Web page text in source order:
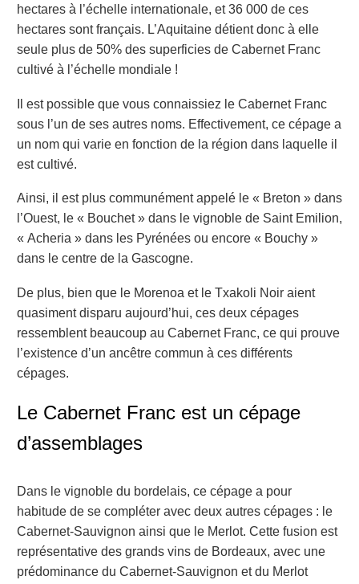
hectares à l’échelle internationale, et 36 000 de ces
hectares sont français. L’Aquitaine détient donc à elle
seule plus de 50% des superficies de Cabernet Franc
cultivé à l’échelle mondiale !
Il est possible que vous connaissiez le Cabernet Franc
sous l’un de ses autres noms. Effectivement, ce cépage a
un nom qui varie en fonction de la région dans laquelle il
est cultivé.
Ainsi, il est plus communément appelé le « Breton » dans
l’Ouest, le « Bouchet » dans le vignoble de Saint Emilion,
« Acheria » dans les Pyrénées ou encore « Bouchy »
dans le centre de la Gascogne.
De plus, bien que le Morenoa et le Txakoli Noir aient
quasiment disparu aujourd’hui, ces deux cépages
ressemblent beaucoup au Cabernet Franc, ce qui prouve
l’existence d’un ancêtre commun à ces différents
cépages.
Le Cabernet Franc est un cépage
d’assemblages
Dans le vignoble du bordelais, ce cépage a pour
habitude de se compléter avec deux autres cépages : le
Cabernet-Sauvignon ainsi que le Merlot. Cette fusion est
représentative des grands vins de Bordeaux, avec une
prédominance du Cabernet-Sauvignon et du Merlot